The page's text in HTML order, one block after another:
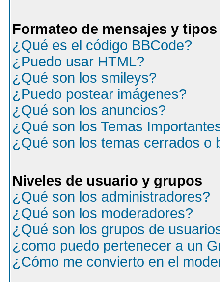
Formateo de mensajes y
¿Qué es el código BBCode?
¿Puedo usar HTML?
¿Qué son los smileys?
¿Puedo postear imágenes?
¿Qué son los anuncios?
¿Qué son los Temas
¿Qué son los temas cerrados o
Niveles de usuario y grupos
¿Qué son los administradores?
¿Qué son los moderadores?
¿Qué son los grupos de
¿como puedo pertenecer a un
¿Cómo me convierto en el